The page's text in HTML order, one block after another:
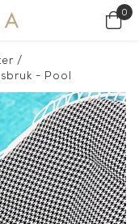
0
/
- Pool